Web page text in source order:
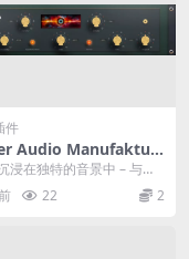
件
Audio Manufaktur
v1.1.8 Incl
R2R
浸在独特的音景中 – 与我
为观止的 Raummasc...
22 2